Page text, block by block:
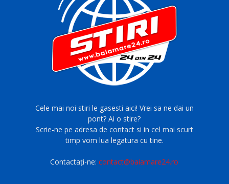
Cele mai noi stiri le gasesti aici! Vrei sa ne dai un
pont? Ai o stire?
Scrie-ne pe adresa de contact si in cel mai scurt
timp vom lua legatura cu tine.
Contactați-ne:contact@baiamare24.ro